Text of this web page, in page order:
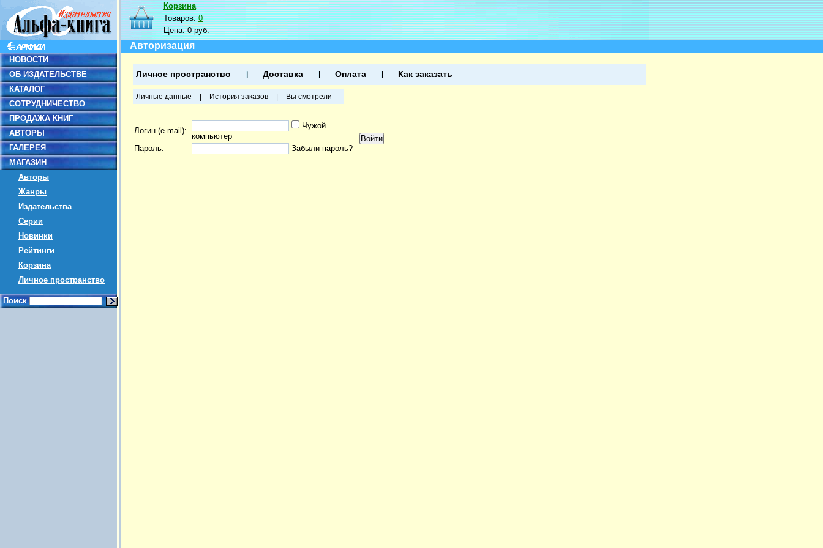
НОВОСТИ
ОБ ИЗДАТЕЛЬСТВЕ
КАТАЛОГ
СОТРУДНИЧЕСТВО
ПРОДАЖА КНИГ
АВТОРЫ
ГАЛЕРЕЯ
МАГАЗИН
Авторы
Жанры
Издательства
Серии
Новинки
Рейтинги
Корзина
Личное пространство
Поиск
Корзина
Товаров:0
Цена:0 руб.
Авторизация
Личное пространство Доставка Оплата Как заказать
Личные данные История заказов Вы смотрели
Логин (e-mail):
Чужой
компьютер
Пароль:
Забыли пароль?